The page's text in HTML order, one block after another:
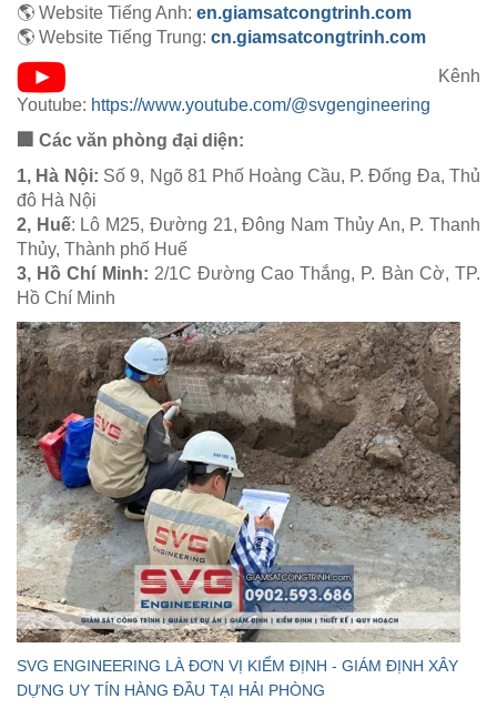
🌎 Website Tiếng Anh: en.giamsatcongtrinh.com
🌎 Website Tiếng Trung: cn.giamsatcongtrinh.com
Kênh
Youtube: https://www.youtube.com/@svgengineering
🏢 Các văn phòng đại diện:
1, Hà Nội: Số 9, Ngõ 81 Phố Hoàng Cầu, P. Đống Đa, Thủ
đô Hà Nội
2, Huế: Lô M25, Đường 21, Đông Nam Thủy An, P. Thanh
Thủy, Thành phố Huế
3, Hồ Chí Minh: 2/1C Đường Cao Thắng, P. Bàn Cờ, TP.
Hồ Chí Minh
SVG ENGINEERING LÀ ĐƠN VỊ KIỂM ĐỊNH - GIÁM ĐỊNH XÂY
DỰNG UY TÍN HÀNG ĐẦU TẠI HẢI PHÒNG